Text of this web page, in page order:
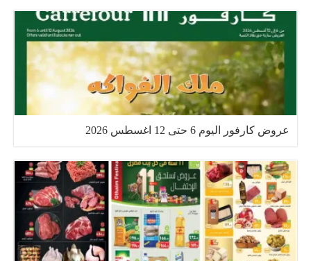
عروض كارفور اليوم 6 حتى 12 اغسطس 2026